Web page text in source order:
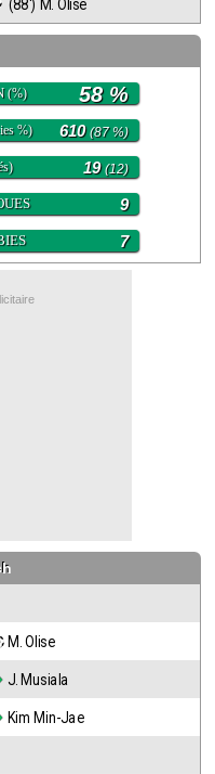
(88') M. Olise
(%) 58 %
%) 610(87 %)
19(12)
9
7
M. Olise
J. Musiala
Kim Min-Jae